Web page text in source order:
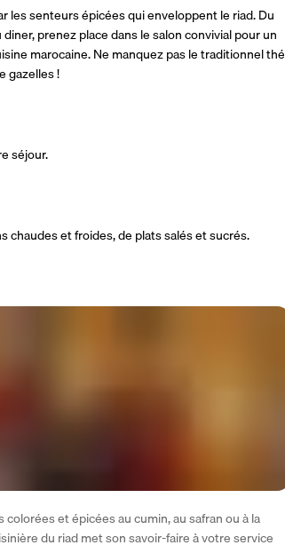
les senteurs épicées qui enveloppent le riad. Du
prenez place dans le salon convivial pour un
marocaine. Ne manquez pas le traditionnel thé
gazelles !
séjour.
chaudes et froides, de plats salés et sucrés.
et épicées au cumin, au safran ou à la
du riad met son savoir-faire à votre service